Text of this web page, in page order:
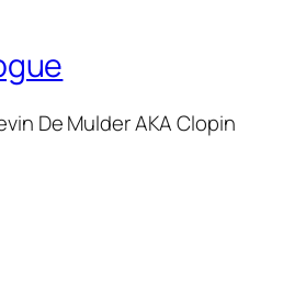
De Mulder AKA Clopin